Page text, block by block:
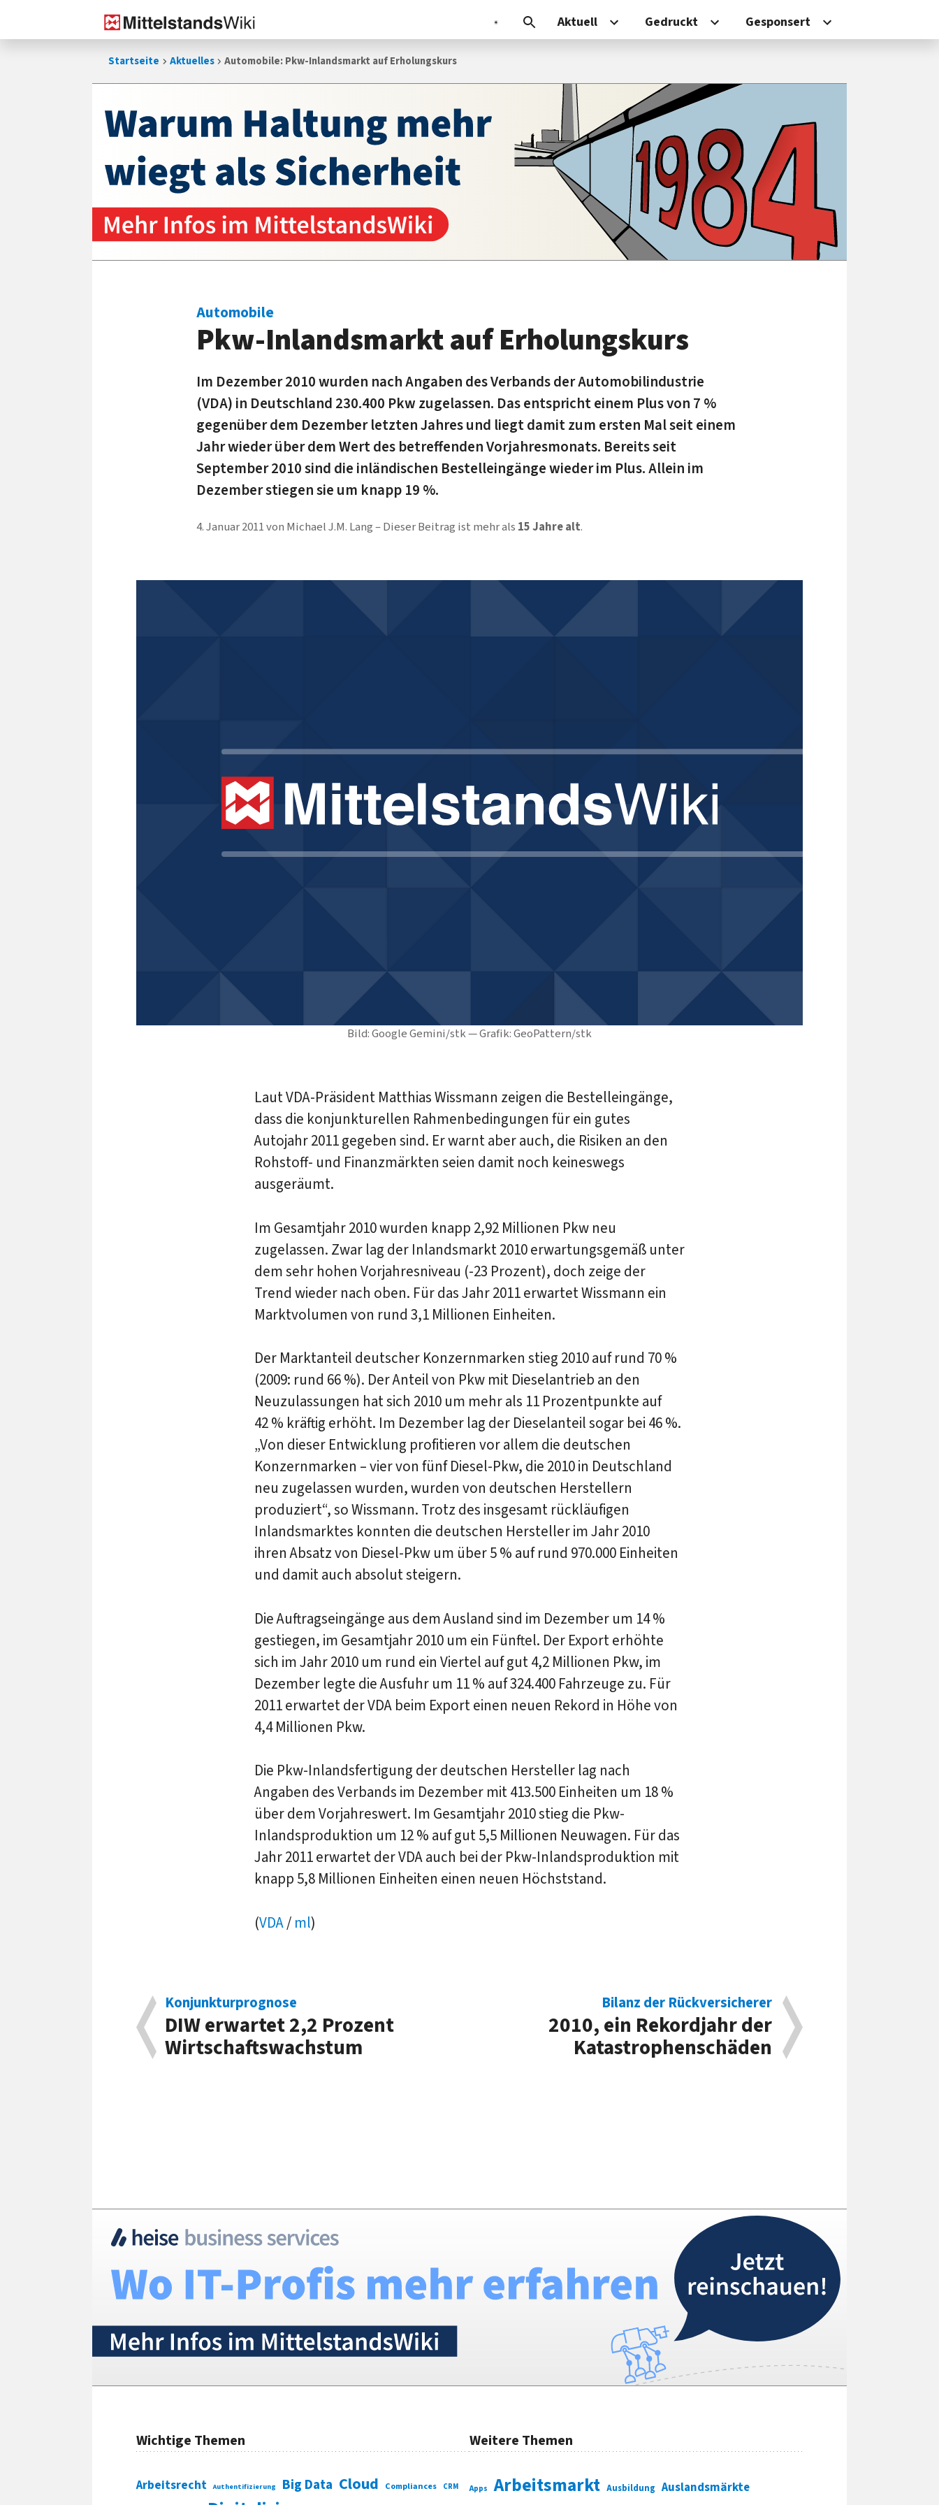
Aktuell Gedruckt Gesponsert
Startseite Aktuelles Automobile: Pkw-Inlandsmarkt auf Erholungskurs
Bild: Google Gemini/stk — Grafik: GeoPattern/stk
Automobile
Pkw-Inlandsmarkt auf Erholungskurs
Im Dezember 2010 wurden nach Angaben des Verbands der Automobilindustrie
(VDA) in Deutschland 230.400 Pkw zugelassen. Das entspricht einem Plus von 7 %
gegenüber dem Dezember letzten Jahres und liegt damit zum ersten Mal seit einem
Jahr wieder über dem Wert des betreffenden Vorjahresmonats. Bereits seit
September 2010 sind die inländischen Bestelleingänge wieder im Plus. Allein im
Dezember stiegen sie um knapp 19 %.
4. Januar 2011von Michael J.M. Lang Dieser Beitrag ist mehr als 15 Jahre alt.
Laut VDA-Präsident Matthias Wissmann zeigen die Bestelleingänge,
dass die konjunkturellen Rahmenbedingungen für ein gutes
Autojahr 2011 gegeben sind. Er warnt aber auch, die Risiken an den
Rohstoff- und Finanzmärkten seien damit noch keineswegs
ausgeräumt.
Im Gesamtjahr 2010 wurden knapp 2,92 Millionen Pkw neu
zugelassen. Zwar lag der Inlandsmarkt 2010 erwartungsgemäß unter
dem sehr hohen Vorjahresniveau (-23 Prozent), doch zeige der
Trend wieder nach oben. Für das Jahr 2011 erwartet Wissmann ein
Marktvolumen von rund 3,1 Millionen Einheiten.
Der Marktanteil deutscher Konzernmarken stieg 2010 auf rund 70 %
(2009: rund 66 %). Der Anteil von Pkw mit Dieselantrieb an den
Neuzulassungen hat sich 2010 um mehr als 11 Prozentpunkte auf
42 % kräftig erhöht. Im Dezember lag der Dieselanteil sogar bei 46 %.
„Von dieser Entwicklung profitieren vor allem die deutschen
Konzernmarken – vier von fünf Diesel-Pkw, die 2010 in Deutschland
neu zugelassen wurden, wurden von deutschen Herstellern
produziert“, so Wissmann. Trotz des insgesamt rückläufigen
Inlandsmarktes konnten die deutschen Hersteller im Jahr 2010
ihren Absatz von Diesel-Pkw um über 5 % auf rund 970.000 Einheiten
und damit auch absolut steigern.
Die Auftragseingänge aus dem Ausland sind im Dezember um 14 %
gestiegen, im Gesamtjahr 2010 um ein Fünftel. Der Export erhöhte
sich im Jahr 2010 um rund ein Viertel auf gut 4,2 Millionen Pkw, im
Dezember legte die Ausfuhr um 11 % auf 324.400 Fahrzeuge zu. Für
2011 erwartet der VDA beim Export einen neuen Rekord in Höhe von
4,4 Millionen Pkw.
Die Pkw-Inlandsfertigung der deutschen Hersteller lag nach
Angaben des Verbands im Dezember mit 413.500 Einheiten um 18 %
über dem Vorjahreswert. Im Gesamtjahr 2010 stieg die Pkw-
Inlandsproduktion um 12 % auf gut 5,5 Millionen Neuwagen. Für das
Jahr 2011 erwartet der VDA auch bei der Pkw-Inlandsproduktion mit
knapp 5,8 Millionen Einheiten einen neuen Höchststand.
(VDA/ ml)
Konjunkturprognose
DIW erwartet 2,2 Prozent
Wirtschaftswachstum
Bilanz der Rückversicherer
2010, ein Rekordjahr der
Katastrophenschäden
Wichtige Themen
Arbeitsrecht Authentifizierung Big Data Cloud Compliances CRM
Weitere Themen
Apps Arbeitsmarkt Ausbildung Auslandsmärkte